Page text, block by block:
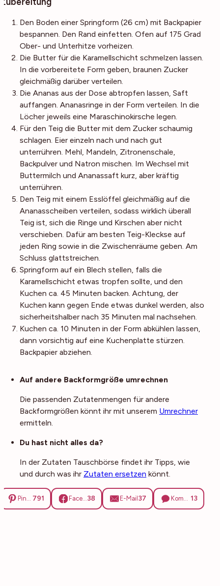
Den Boden einer Springform (26 cm) mit Backpapier
bespannen. Den Rand einfetten. Ofen auf 175 Grad
Ober- und Unterhitze vorheizen.
Die Butter für die Karamellschicht schmelzen lassen.
In die vorbereitete Form geben, braunen Zucker
gleichmäßig darüber verteilen.
Die Ananas aus der Dose abtropfen lassen, Saft
auffangen. Ananasringe in der Form verteilen. In die
Löcher jeweils eine Maraschinokirsche legen.
Für den Teig die Butter mit dem Zucker schaumig
schlagen. Eier einzeln nach und nach gut
unterrühren. Mehl, Mandeln, Zitronenschale,
Backpulver und Natron mischen. Im Wechsel mit
Buttermilch und Ananassaft kurz, aber kräftig
unterrühren.
Den Teig mit einem Esslöffel gleichmäßig auf die
Ananasscheiben verteilen, sodass wirklich überall
Teig ist, sich die Ringe und Kirschen aber nicht
verschieben. Dafür am besten Teig-Kleckse auf
jeden Ring sowie in die Zwischenräume geben. Am
Schluss glattstreichen.
Springform auf ein Blech stellen, falls die
Karamellschicht etwas tropfen sollte, und den
Kuchen ca. 45 Minuten backen. Achtung, der
Kuchen kann gegen Ende etwas dunkel werden, also
sicherheitshalber nach 35 Minuten mal nachsehen.
Kuchen ca. 10 Minuten in der Form abkühlen lassen,
dann vorsichtig auf eine Kuchenplatte stürzen.
Backpapier abziehen.
Auf andere Backformgröße umrechnen
Die passenden Zutatenmengen für andere
Backformgrößen könnt ihr mit unserem Umrechner
ermitteln.
Du hast nicht alles da?
In der Zutaten Tauschbörse findet ihr Tipps, wie
und durch was ihr Zutaten ersetzen könnt.
Noch mehr Tipps
791 38 E-Mail37 13